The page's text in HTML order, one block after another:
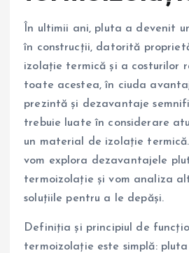
În ultimii ani, pluta a devenit
în construcții, datorită
izolație termică și a costurilor
toate acestea, în ciuda
prezintă și dezavantaje
trebuie luate în considerare
un material de izolație
vom explora dezavantajele
termoizolație și vom analiza
soluțiile pentru a le depăși.
Definiția și principiul de
termoizolație este simplă: